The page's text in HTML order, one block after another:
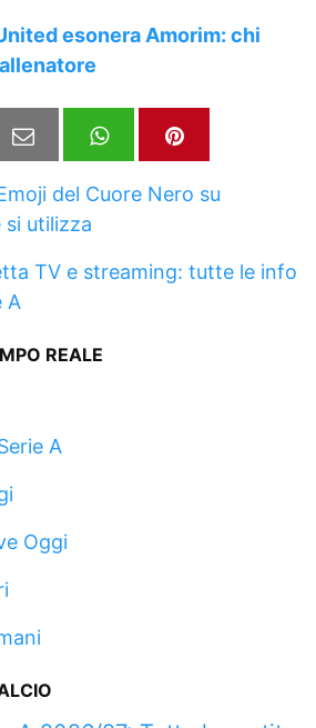
esonera Amorim: chi
del Cuore Nero su
si utilizza
TV e streaming: tutte le info
A
REALE
A
Oggi